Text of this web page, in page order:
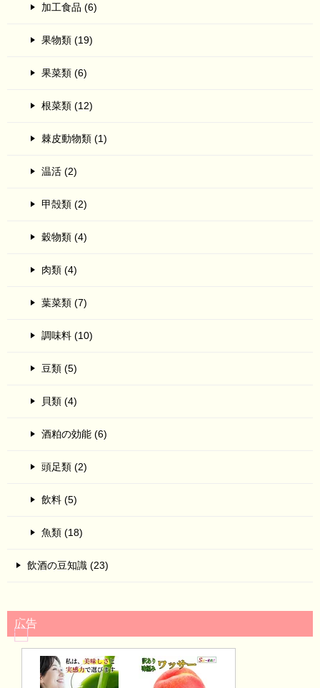
加工食品 (6)
果物類 (19)
果菜類 (6)
根菜類 (12)
棘皮動物類 (1)
温活 (2)
甲殻類 (2)
穀物類 (4)
肉類 (4)
葉菜類 (7)
調味料 (10)
豆類 (5)
貝類 (4)
酒粕の効能 (6)
頭足類 (2)
飲料 (5)
魚類 (18)
飲酒の豆知識 (23)
広告